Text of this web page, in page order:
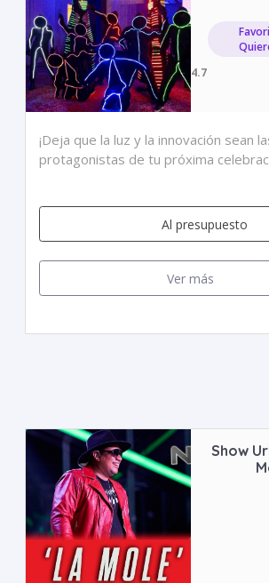
4.7
¡Deja que la luz y la innovación sean
protagonistas de tu próxima
Al presupuesto
Ver más
Show